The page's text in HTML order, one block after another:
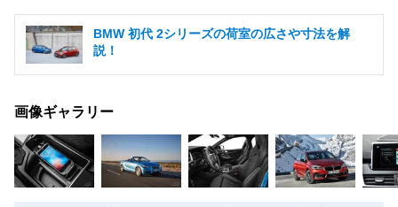
BMW 初代 2シリーズの荷室の広さや寸法を解
説！
画像ギャラリー